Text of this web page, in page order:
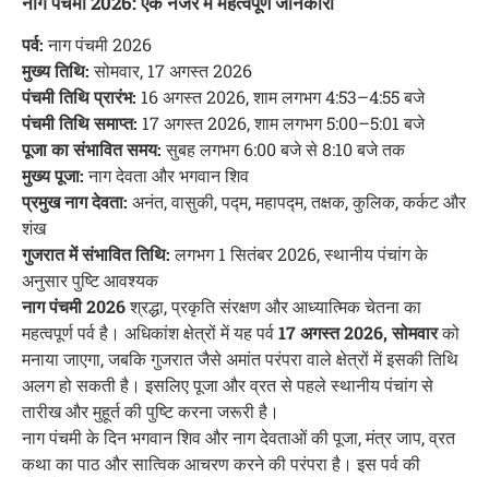
पर्व:नाग पंचमी 2026
मुख्य तिथि:सोमवार, 17 अगस्त 2026
पंचमी तिथि प्रारंभ: 16 अगस्त 2026, शाम लगभग 4:53–4:55 बजे
पंचमी तिथि समाप्त: 17 अगस्त 2026, शाम लगभग 5:00–5:01 बजे
पूजा का संभावित समय:सुबह लगभग 6:00 बजे से 8:10 बजे तक
मुख्य पूजा:नाग देवता और भगवान शिव
प्रमुख नाग देवता: अनंत, वासुकी, पद्म, महापद्म, तक्षक, कुलिक, कर्कट और
शंख
गुजरात में संभावित तिथि:लगभग 1 सितंबर 2026, स्थानीय पंचांग के
अनुसार पुष्टि आवश्यक
नाग पंचमी 2026श्रद्धा, प्रकृति संरक्षण और आध्यात्मिक चेतना का
महत्वपूर्ण पर्व है। अधिकांश क्षेत्रों में यह पर्व17 अगस्त 2026, सोमवारको
मनाया जाएगा, जबकि गुजरात जैसे अमांत परंपरा वाले क्षेत्रों में इसकी तिथि
अलग हो सकती है। इसलिए पूजा और व्रत से पहले स्थानीय पंचांग से
तारीख और मुहूर्त की पुष्टि करना जरूरी है।
नाग पंचमी के दिन भगवान शिव और नाग देवताओं की पूजा, मंत्र जाप, व्रत
कथा का पाठ और सात्विक आचरण करने की परंपरा है। इस पर्व की